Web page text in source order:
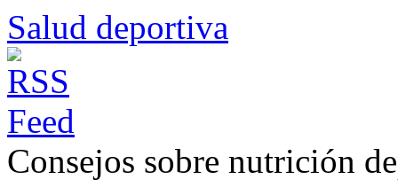
Salud deportiva
Consejos sobre nutrición